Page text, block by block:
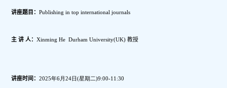
讲座题目：Publishing in top international journals
主 讲 人：Xinming He  Durham University(UK) 教授
讲座时间：2025年6月24日(星期二)9:00-11:30